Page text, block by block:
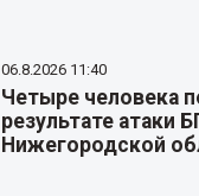
06.8.2026 11:40
Четыре человека
результате атаки
Нижегородской